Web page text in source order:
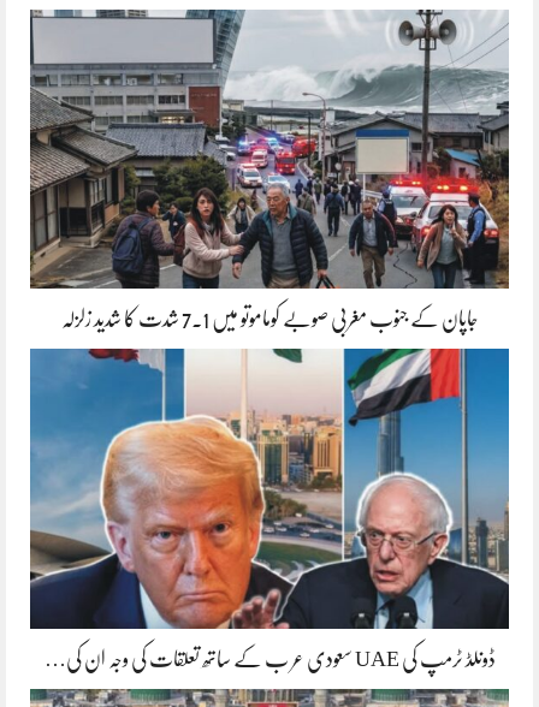
جاپان کے جنوب مغربی صوبے کوماموتو میں 7.1 شدت کا شدید زلزلہ
ڈونلڈ ٹرمپ کی UAE سعودی عر ب کے ساتھ تعلقات کی وجہ ان کی…